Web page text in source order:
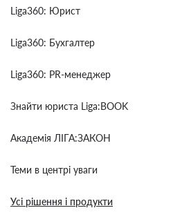
Liga360: Юрист
Liga360: Бухгалтер
Liga360: PR-менеджер
Знайти юриста Liga:BOOK
Академія ЛІГА:ЗАКОН
Теми в центрі уваги
Усі рішення і продукти